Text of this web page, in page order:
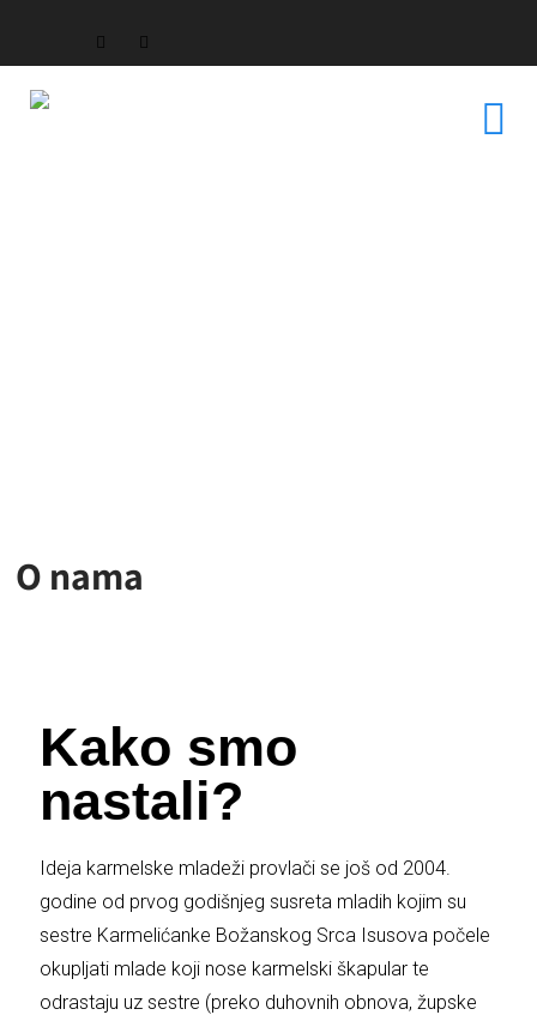
O nama
Kako smo
nastali?
Ideja karmelske mladeži provlači se još od 2004.
godine od prvog godišnjeg susreta mladih kojim su
sestre Karmelićanke Božanskog Srca Isusova počele
okupljati mlade koji nose karmelski škapular te
odrastaju uz sestre (preko duhovnih obnova, župske